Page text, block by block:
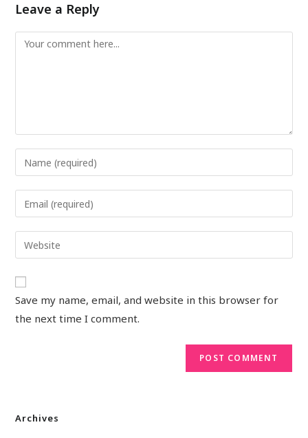
Leave a Reply
Save my name, email, and website in this browser for
the next time I comment.
Archives